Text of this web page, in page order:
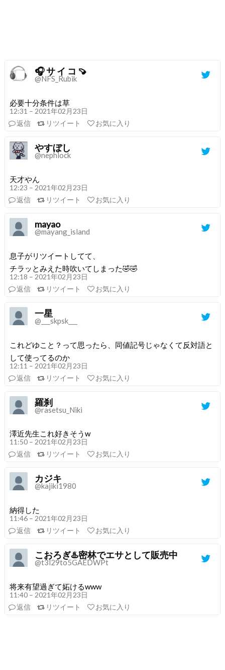
🎧 サ イ コ 🍠
@NFS_Rubik
必要十分条件は草
12:31 – 2021年02月23日
返信
リツイート お気に入り
やすぼし
@nephlock
天才やん
12:23 – 2021年02月23日
返信
リツイート お気に入り
mayao
@mayang_island
息子がリツイートしてて、
チラッとみえた時吹いてしまった🤣🤣
12:18 – 2021年02月23日
返信
リツイート お気に入り
一星
@___skpsk___
これどゆこと？って思ったら、同値記号じゃなくて反対語と
して使ってるのか
12:11 – 2021年02月23日
返信
リツイート お気に入り
羅刹
@rasetsu_Niki
澤近先生これ好きそうw
11:50 – 2021年02月23日
返信
リツイート お気に入り
カジキ
@kajiki1980
納得した
11:46 – 2021年02月23日
返信
リツイート お気に入り
こおろぎ♨️密林でエサとして販売中
@t3l29to5GAEDWPt
将来有望過ぎて妬けるwww
11:40 – 2021年02月23日
返信
リツイート お気に入り